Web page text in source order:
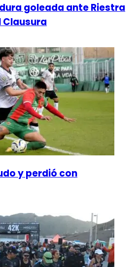
goleada ante Riestra
Clausura
y perdió con